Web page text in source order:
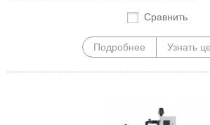
Сравнить
Подробнее Узнать